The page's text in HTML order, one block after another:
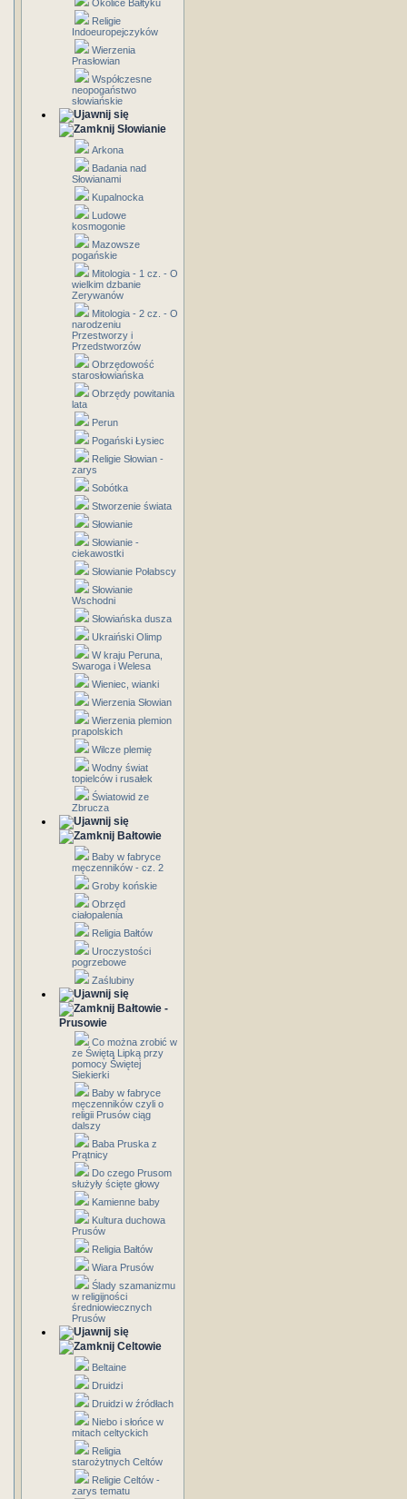
Okolice Bałtyku
Religie
Indoeuropejczyków
Wierzenia
Prasłowian
Współczesne
neopogaństwo
słowiańskie
Słowianie
Arkona
Badania nad
Słowianami
Kupalnocka
Ludowe
kosmogonie
Mazowsze
pogańskie
Mitologia - 1 cz. - O
wielkim dzbanie
Zerywanów
Mitologia - 2 cz. - O
narodzeniu
Przestworzy i
Przedstworzów
Obrzędowość
starosłowiańska
Obrzędy powitania
lata
Perun
Pogański Łysiec
Religie Słowian -
zarys
Sobótka
Stworzenie świata
Słowianie
Słowianie -
ciekawostki
Słowianie Połabscy
Słowianie
Wschodni
Słowiańska dusza
Ukraiński Olimp
W kraju Peruna,
Swaroga i Welesa
Wieniec, wianki
Wierzenia Słowian
Wierzenia plemion
prapolskich
Wilcze plemię
Wodny świat
topielców i rusałek
Światowid ze
Zbrucza
Bałtowie
Baby w fabryce
męczenników - cz. 2
Groby końskie
Obrzęd
ciałopalenia
Religia Bałtów
Uroczystości
pogrzebowe
Zaślubiny
Bałtowie -
Prusowie
Co można zrobić w
ze Świętą Lipką przy
pomocy Świętej
Siekierki
Baby w fabryce
męczenników czyli o
religii Prusów ciąg
dalszy
Baba Pruska z
Prątnicy
Do czego Prusom
służyły ścięte głowy
Kamienne baby
Kultura duchowa
Prusów
Religia Bałtów
Wiara Prusów
Ślady szamanizmu
w religijności
średniowiecznych
Prusów
Celtowie
Beltaine
Druidzi
Druidzi w źródłach
Niebo i słońce w
mitach celtyckich
Religia
starożytnych Celtów
Religie Celtów -
zarys tematu